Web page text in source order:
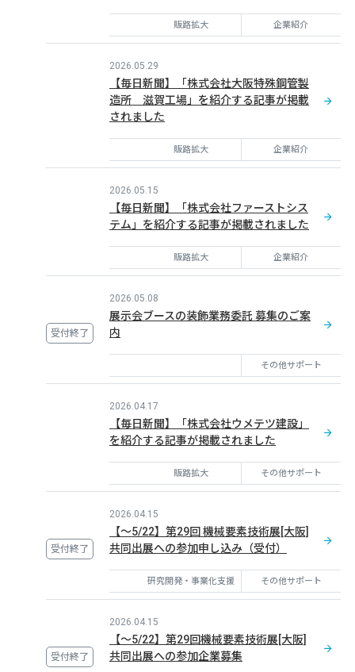
販路拡大 企業紹介
販路拡大 企業紹介
2026.05.29
【毎日新聞】「株式会社大阪特殊鋼管製
造所 滋賀工場」を紹介する記事が掲載
されました
販路拡大 企業紹介
2026.05.15
【毎日新聞】「株式会社ファーストシス
テム」を紹介する記事が掲載されました
受付終了
その他サポート
2026.05.08
展示会ブースの装飾業務委託 募集のご案
内
販路拡大 その他サポート
2026.04.17
【毎日新聞】「株式会社ウメテツ建設」
を紹介する記事が掲載されました
受付終了
研究開発・事業化支援 その他サポート
2026.04.15
【～5/22】第29回 機械要素技術展[大阪]
共同出展への参加申し込み（受付）
受付終了
2026.04.15
【～5/22】第29回機械要素技術展[大阪]
共同出展への参加企業募集